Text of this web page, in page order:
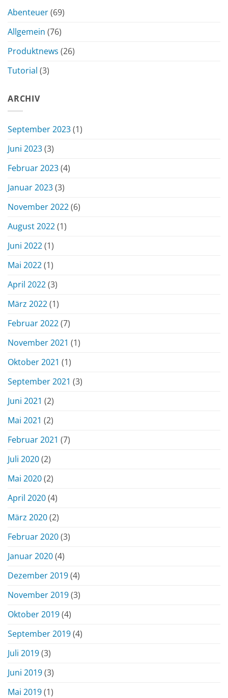
Abenteuer(69)
Allgemein (76)
Produktnews (26)
Tutorial (3)
ARCHIV
September 2023(1)
Juni 2023(3)
Februar 2023(4)
Januar 2023(3)
November 2022(6)
August 2022(1)
Juni 2022(1)
Mai 2022(1)
April 2022(3)
März 2022(1)
Februar 2022(7)
November 2021 (1)
Oktober 2021 (1)
September 2021 (3)
Juni 2021 (2)
Mai 2021 (2)
Februar 2021 (7)
Juli 2020(2)
Mai 2020(2)
April 2020(4)
März 2020(2)
Februar 2020(3)
Januar 2020(4)
Dezember 2019(4)
November 2019(3)
Oktober 2019(4)
September 2019(4)
Juli 2019(3)
Juni 2019(3)
Mai 2019(1)